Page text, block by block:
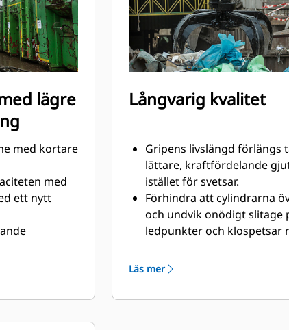
lägre
med kortare
med
ett nytt
Långvarig kvalitet
Gripens livslängd förlängs
lättare, kraftfördelande
istället för svetsar.
Förhindra att cylindrarna
och undvik onödigt slitage
ledpunkter och klospetsar
och nedre stopp på
konstruktion: Innerklor
Läs mer